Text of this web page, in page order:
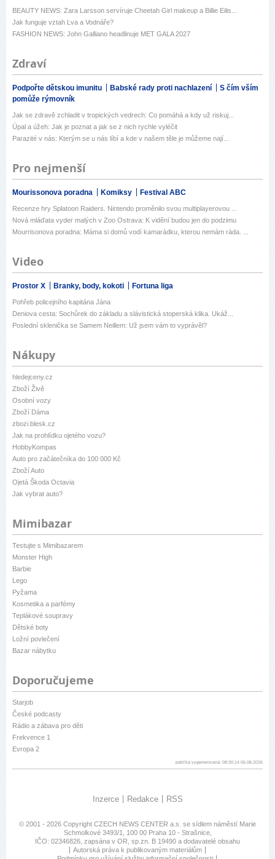
BEAUTY NEWS: Zara Larsson servíruje Cheetah Girl makeup a Billie Eilis...
Jak funguje vztah Lva a Vodnáře?
FASHION NEWS: John Galliano headlinuje MET GALA 2027
Zdraví
Podpořte dětskou imunitu Babské rady proti nachlazení
S čím vším
pomůže rýmovník
Jak se zdravě zchladit v tropických vedrech: Co pomáhá a kdy už riskuj...
Úpal a úžeh: Jak je poznat a jak se z nich rychle vyléčit
Parazité v nás: Kterým se u nás líbí a kde v našem těle je můžeme nají...
Pro nejmenší
Mourissonova poradna Komiksy Festival ABC
Recenze hry Splatoon Raiders. Nintendo proměnilo svou multiplayerovou ...
Nová mláďata vyder malých v Zoo Ostrava: K vidění budou jen do podzimu
Mourrisonova poradna: Máma si domů vodí kamarádku, kterou nemám ráda. ...
Video
Prostor X Branky, body, kokoti Fortuna liga
Pohřeb policejního kapitána Jána
Deniova cesta: Sochůrek do základu a slávistická stoperská klika. Ukáž...
Poslední sklenička se Samem Neillem: Už jsem vám to vyprávěl?
Nákupy
hledejceny.cz
Zboží Živě
Osobní vozy
Zboží Dáma
zbozi.blesk.cz
Jak na prohlídku ojetého vozu?
HobbyKompas
Auto pro začátečníka do 100 000 Kč
Zboží Auto
Ojetá Škoda Octavia
Jak vybrat auto?
Mimibazar
Testujte s Mimibazarem
Monster High
Barbie
Lego
Pyžama
Kosmetika a parfémy
Teplákové soupravy
Dětské boty
Ložní povlečení
Bazar nábytku
Doporučujeme
Starjob
České podcasty
Rádio a zábava pro děti
Frekvence 1
Evropa 2
patička vygenerovaná: 08:30:14 06.08.2026
Inzerce Redakce RSS
© 2001 - 2026 Copyright CZECH NEWS CENTER a.s. se sídlem náměstí Marie
Schmolkové 3493/1, 100 00 Praha 10 - Strašnice,
IČO: 02346826, zapsána v OR, sp.zn. B 19490 a dodavatelé obsahu
Autorská práva k publikovaným materiálům